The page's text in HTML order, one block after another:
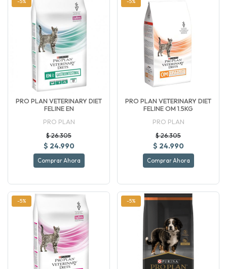
PRO PLAN VETERINARY DIET
FELINE EN
PRO PLAN
$ 26.305
$ 24.990
Comprar Ahora
PRO PLAN VETERINARY DIET
FELINE OM 1.5KG
PRO PLAN
$ 26.305
$ 24.990
Comprar Ahora
-5% -5%